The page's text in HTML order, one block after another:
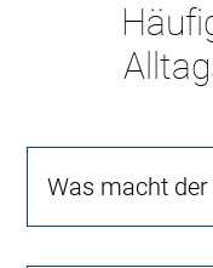
Was macht der